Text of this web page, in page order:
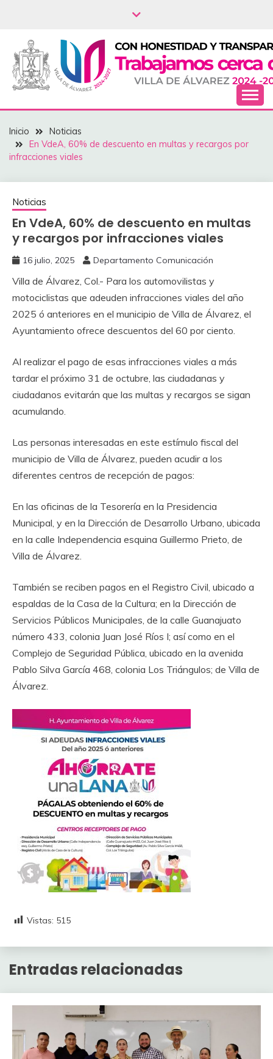
NOTICIAS – VILLA
DEL ÁLVAREZ
Inicio
Noticias
‎En VdeA, 60% de descuento en multas y recargos por
infracciones viales
Noticias
‎En VdeA, 60% de descuento en multas
y recargos por infracciones viales
16 julio, 2025 Departamento Comunicación
Villa de Álvarez, Col.- Para los automovilistas y
motociclistas que adeuden infracciones viales del año
2025 ó anteriores en el municipio de Villa de Álvarez, el
Ayuntamiento ofrece descuentos del 60 por ciento.
‎Al realizar el pago de esas infracciones viales a más
tardar el próximo 31 de octubre, las ciudadanas y
ciudadanos evitarán que las multas y recargos se sigan
acumulando.
‎Las personas interesadas en este estímulo fiscal del
municipio de Villa de Álvarez, pueden acudir a los
diferentes centros de recepción de pagos:
‎En las oficinas de la Tesorería en la Presidencia
Municipal, y en la Dirección de Desarrollo Urbano, ubicada
en la calle Independencia esquina Guillermo Prieto, de
Villa de Álvarez.
‎También se reciben pagos en el Registro Civil, ubicado a
espaldas de la Casa de la Cultura; en la Dirección de
Servicios Públicos Municipales, de la calle Guanajuato
número 433, colonia Juan José Ríos I; así como en el
Complejo de Seguridad Pública, ubicado en la avenida
Pablo Silva García 468, colonia Los Triángulos; de Villa de
Álvarez.
Vistas: 515
Entradas relacionadas